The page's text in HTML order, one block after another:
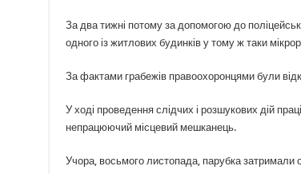
За два тижні потому за допомогою до
одного із житлових будинків у тому ж таки
За фактами грабежів правоохоронцями були
У ході проведення слідчих і розшукових дій
непрацюючий місцевий мешканець.
Учора, восьмого листопада, парубка затримали